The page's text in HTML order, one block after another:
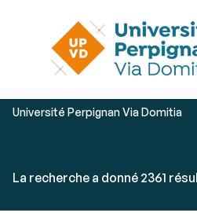
Vous
Université Perpignan Via Domitia
par
clés
La recherche a donné 2361